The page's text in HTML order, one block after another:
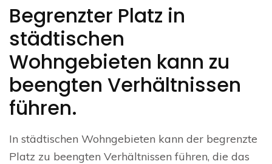
Begrenzter Platz in
städtischen
Wohngebieten kann zu
beengten Verhältnissen
führen.
In städtischen Wohngebieten kann der begrenzte
Platz zu beengten Verhältnissen führen, die das